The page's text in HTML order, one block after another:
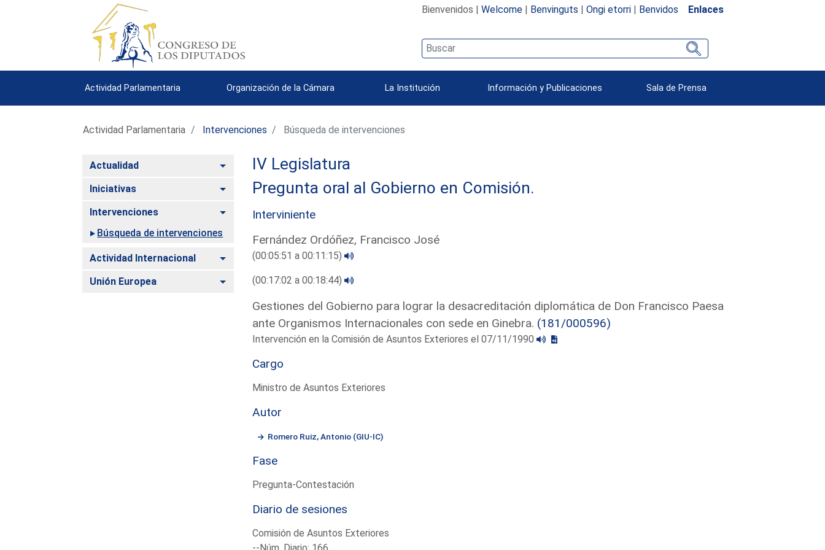
Bienvenidos | Welcome| Benvinguts | Ongi etorri| Benvidos Enlaces
Actividad Parlamentaria Organización de la Cámara La Institución Información y Publicaciones Sala de Prensa
Actividad Parlamentaria Intervenciones Búsqueda de intervenciones
Actualidad Alternar
Iniciativas Alternar
Intervenciones
Alternar
Búsqueda de intervenciones
Actividad Internacional Alternar
Unión Europea Alternar
IV Legislatura
Pregunta oral al Gobierno en Comisión.
Interviniente
Fernández Ordóñez, Francisco José
(00:05:51 a 00:11:15)
(00:17:02 a 00:18:44)
Gestiones del Gobierno para lograr la desacreditación diplomática de Don Francisco Paesa
ante Organismos Internacionales con sede en Ginebra. (181/000596)
Intervención en la Comisión de Asuntos Exteriores el 07/11/1990
Cargo
Ministro de Asuntos Exteriores
Autor
Romero Ruiz, Antonio (GIU-IC)
Fase
Pregunta-Contestación
Diario de sesiones
Comisión de Asuntos Exteriores
--Núm. Diario: 166